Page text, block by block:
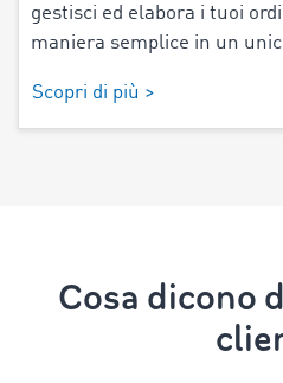
gestisci ed elabora i tuoi
maniera semplice in un
Scopri di più >
Cosa dicono